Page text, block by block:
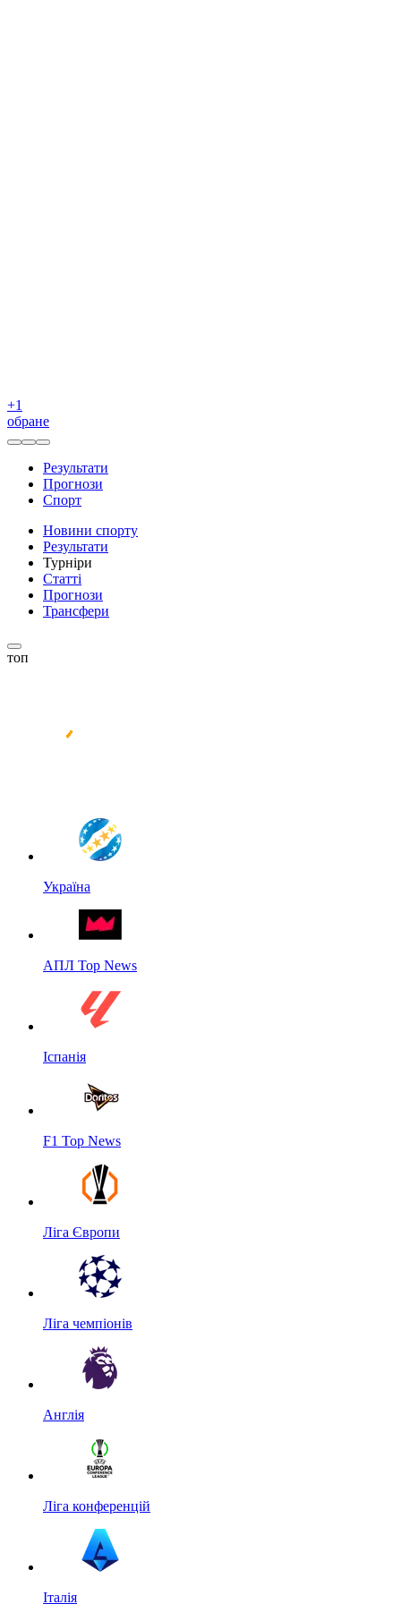
+1
обране
Результати
Прогнози
Спорт
Новини спорту
Результати
Турніри
Статті
Прогнози
Трансфери
топ
Україна
АПЛ Top News
Іспанія
F1 Top News
Ліга Європи
Ліга чемпіонів
Англія
Ліга конференцій
Італія